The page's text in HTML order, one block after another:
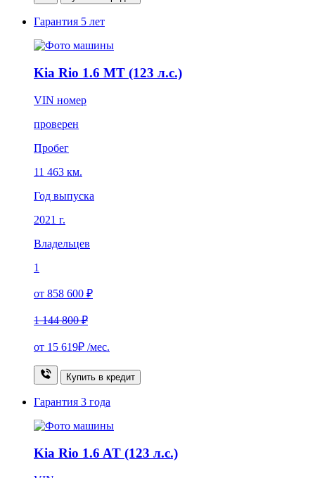
Гарантия 5 лет
Kia Rio 1.6 MT (123 л.с.)
VIN номер
проверен
Пробег
11 463 км.
Год выпуска
2021 г.
Владельцев
1
от 858 600 ₽
1 144 800 ₽
от 15 619₽ /мес.
Купить в кредит
Гарантия 3 года
Kia Rio 1.6 AT (123 л.с.)